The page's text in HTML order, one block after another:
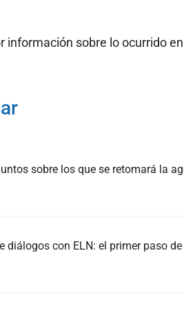
información sobre lo ocurrido
sobre los que se retomará la
diálogos con ELN: el primer paso